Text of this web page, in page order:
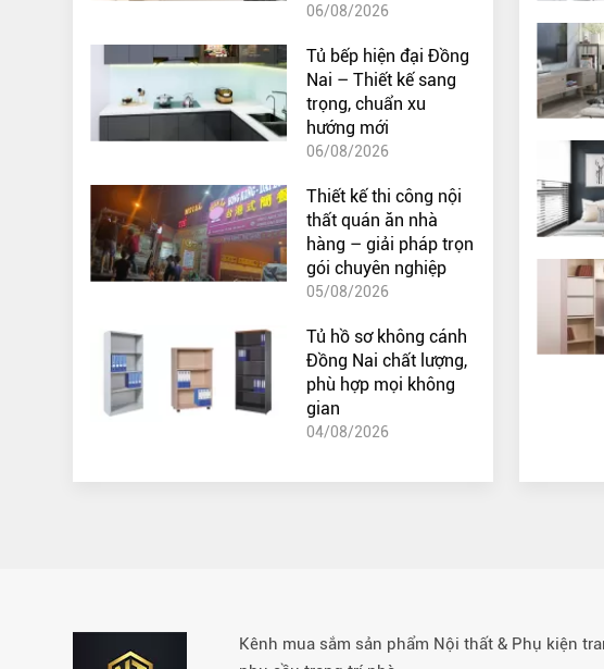
06/08/2026
Tủ bếp hiện đại Đồng
Nai – Thiết kế sang
trọng, chuẩn xu
hướng mới
06/08/2026
Thiết kế thi công nội
thất quán ăn nhà
hàng – giải pháp trọn
gói chuyên nghiệp
05/08/2026
Tủ hồ sơ không cánh
Đồng Nai chất lượng,
phù hợp mọi không
gian
04/08/2026
Kênh mua sắm sản phẩm Nội thất & Phụ kiện